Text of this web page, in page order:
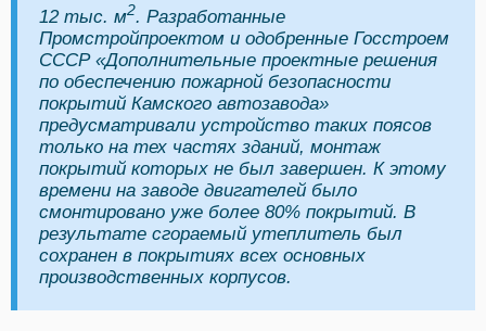
12 тыс. м2. Разработанные
Промстройпроектом и одобренные Госстроем
СССР «Дополнительные проектные решения
по обеспечению пожарной безопасности
покрытий Камского автозавода»
предусматривали устройство таких поясов
только на тех частях зданий, монтаж
покрытий которых не был завершен. К этому
времени на заводе двигателей было
смонтировано уже более 80% покрытий. В
результате сгораемый утеплитель был
сохранен в покрытиях всех основных
производственных корпусов.